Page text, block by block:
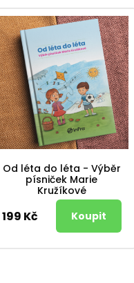
Od léta do léta - Výběr
písniček Marie
Kružíkové
199 Kč